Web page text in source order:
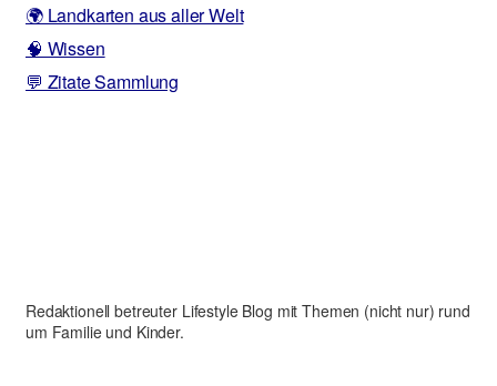
🌍 Landkarten aus aller Welt
🧠 Wissen
💬 Zitate Sammlung
Redaktionell betreuter Lifestyle Blog mit Themen (nicht nur) rund
um Familie und Kinder.